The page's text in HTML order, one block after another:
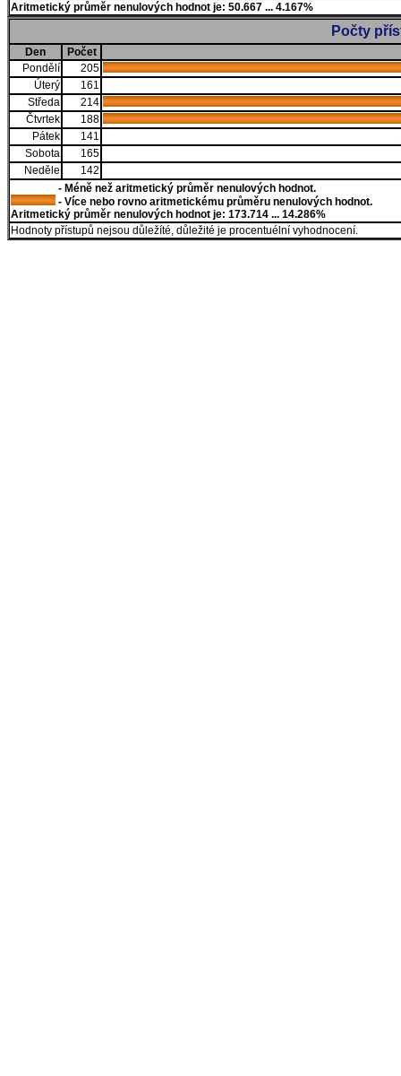
Aritmetický průměr nenulových hodnot je: 50.667 ... 4.167%
Počty
Den
Počet
Pondělí
205
Úterý
161
Středa
214
Čtvrtek
188
Pátek
141
Sobota
165
Neděle
142
- Méně než aritmetický průměr nenulových hodnot.
- Více nebo rovno aritmetickému průměru nenulových hodnot.
Aritmetický průměr nenulových hodnot je: 173.714 ... 14.286%
Hodnoty přístupů nejsou důležíté, důležité je procentuélní vyhodnocení.